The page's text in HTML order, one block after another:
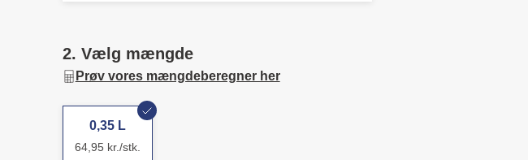
2. Vælg mængde
Prøv vores mængdeberegner her
0,35 L
64,95 kr./stk.